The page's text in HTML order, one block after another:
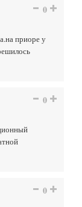
0
приоре у
0
0